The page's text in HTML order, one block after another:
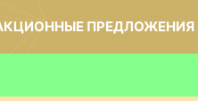
ПРЕДЛОЖЕНИЯ